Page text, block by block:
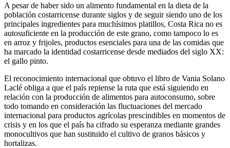
A pesar de haber sido un alimento fundamental en la dieta de la
población costarricense durante siglos y de seguir siendo uno de los
principales ingredientes para muchísimos platillos, Costa Rica no es
autosuficiente en la producción de este grano, como tampoco lo es
en arroz y frijoles, productos esenciales para una de las comidas que
ha marcado la identidad costarricense desde mediados del siglo XX:
el gallo pinto.
El reconocimiento internacional que obtuvo el libro de Vania Solano
Laclé obliga a que el país repiense la ruta que está siguiendo en
relación con la producción de alimentos para autoconsumo, sobre
todo tomando en consideración las fluctuaciones del mercado
internacional para productos agrícolas prescindibles en momentos de
crisis y en los que el país ha cifrado su esperanza mediante grandes
monocultivos que han sustituido el cultivo de granos básicos y
hortalizas.